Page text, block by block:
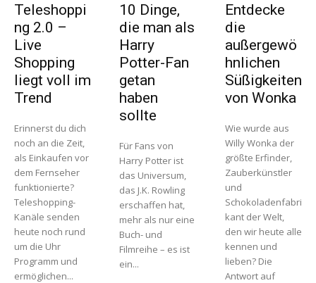
Teleshoppi
ng 2.0 –
Live
Shopping
liegt voll im
Trend
Erinnerst du dich
noch an die Zeit,
als Einkaufen vor
dem Fernseher
funktionierte?
Teleshopping-
Kanäle senden
heute noch rund
um die Uhr
Programm und
ermöglichen...
10 Dinge,
die man als
Harry
Potter-Fan
getan
haben
sollte
Für Fans von
Harry Potter ist
das Universum,
das J.K. Rowling
erschaffen hat,
mehr als nur eine
Buch- und
Filmreihe – es ist
ein...
Entdecke
die
außergewö
hnlichen
Süßigkeiten
von Wonka
Wie wurde aus
Willy Wonka der
größte Erfinder,
Zauberkünstler
und
Schokoladenfabri
kant der Welt,
den wir heute alle
kennen und
lieben? Die
Antwort auf